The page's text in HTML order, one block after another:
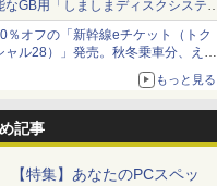
なGB用「しましまディスクシステ
％オフの「新幹線eチケット（トク
ャル28）」発売。秋冬乗車分、えき
もっと見る
記事
【特集】あなたのPCスペッ